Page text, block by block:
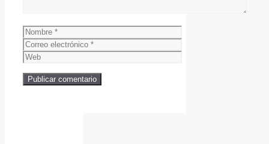
Nombre
Correo
electrónico
Web